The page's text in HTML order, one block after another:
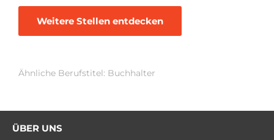
Weitere Stellen entdecken
Ähnliche Berufstitel: Buchhalter
ÜBER UNS